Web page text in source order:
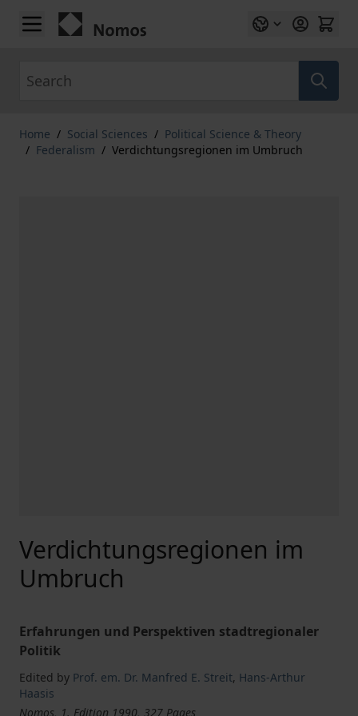
Skip to Content
Home / Social Sciences / Political Science & Theory
/ Federalism / Verdichtungsregionen im Umbruch
Verdichtungsregionen im
Umbruch
Erfahrungen und Perspektiven stadtregionaler
Politik
Edited by Prof. em. Dr. Manfred E. Streit, Hans-Arthur
Haasis
Nomos, 1. Edition 1990, 327 Pages